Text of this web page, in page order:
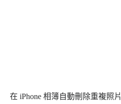
在 iPhone 相簿自動刪除重複照片